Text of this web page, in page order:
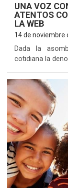
UNA VOZ
ATENTOS
LA WEB
14 de noviembre
Dada la
cotidiana la